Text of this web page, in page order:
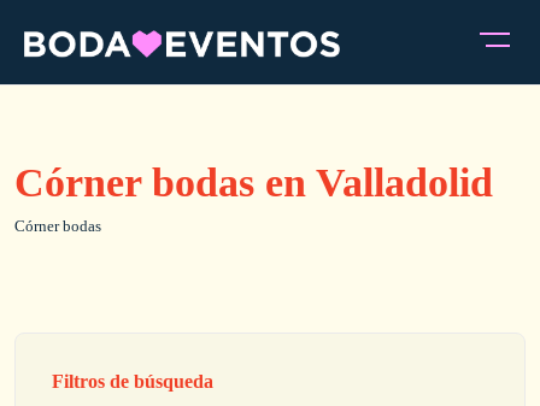
Córner bodas en Valladolid
Córner bodas
Filtros de búsqueda